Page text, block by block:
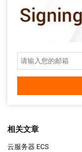
相关文章
云服务器 ECS